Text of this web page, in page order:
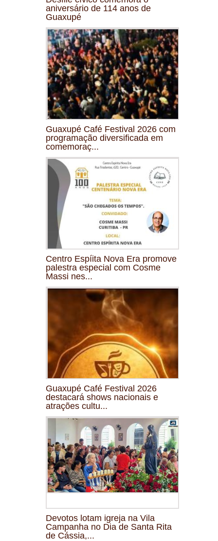
aniversário de 114 anos de
Guaxupé
Guaxupé Café Festival 2026 com
programação diversificada em
comemoraç...
Centro Espíita Nova Era promove
palestra especial com Cosme
Massi nes...
Guaxupé Café Festival 2026
destacará shows nacionais e
atrações cultu...
Devotos lotam igreja na Vila
Campanha no Dia de Santa Rita
de Cássia,...